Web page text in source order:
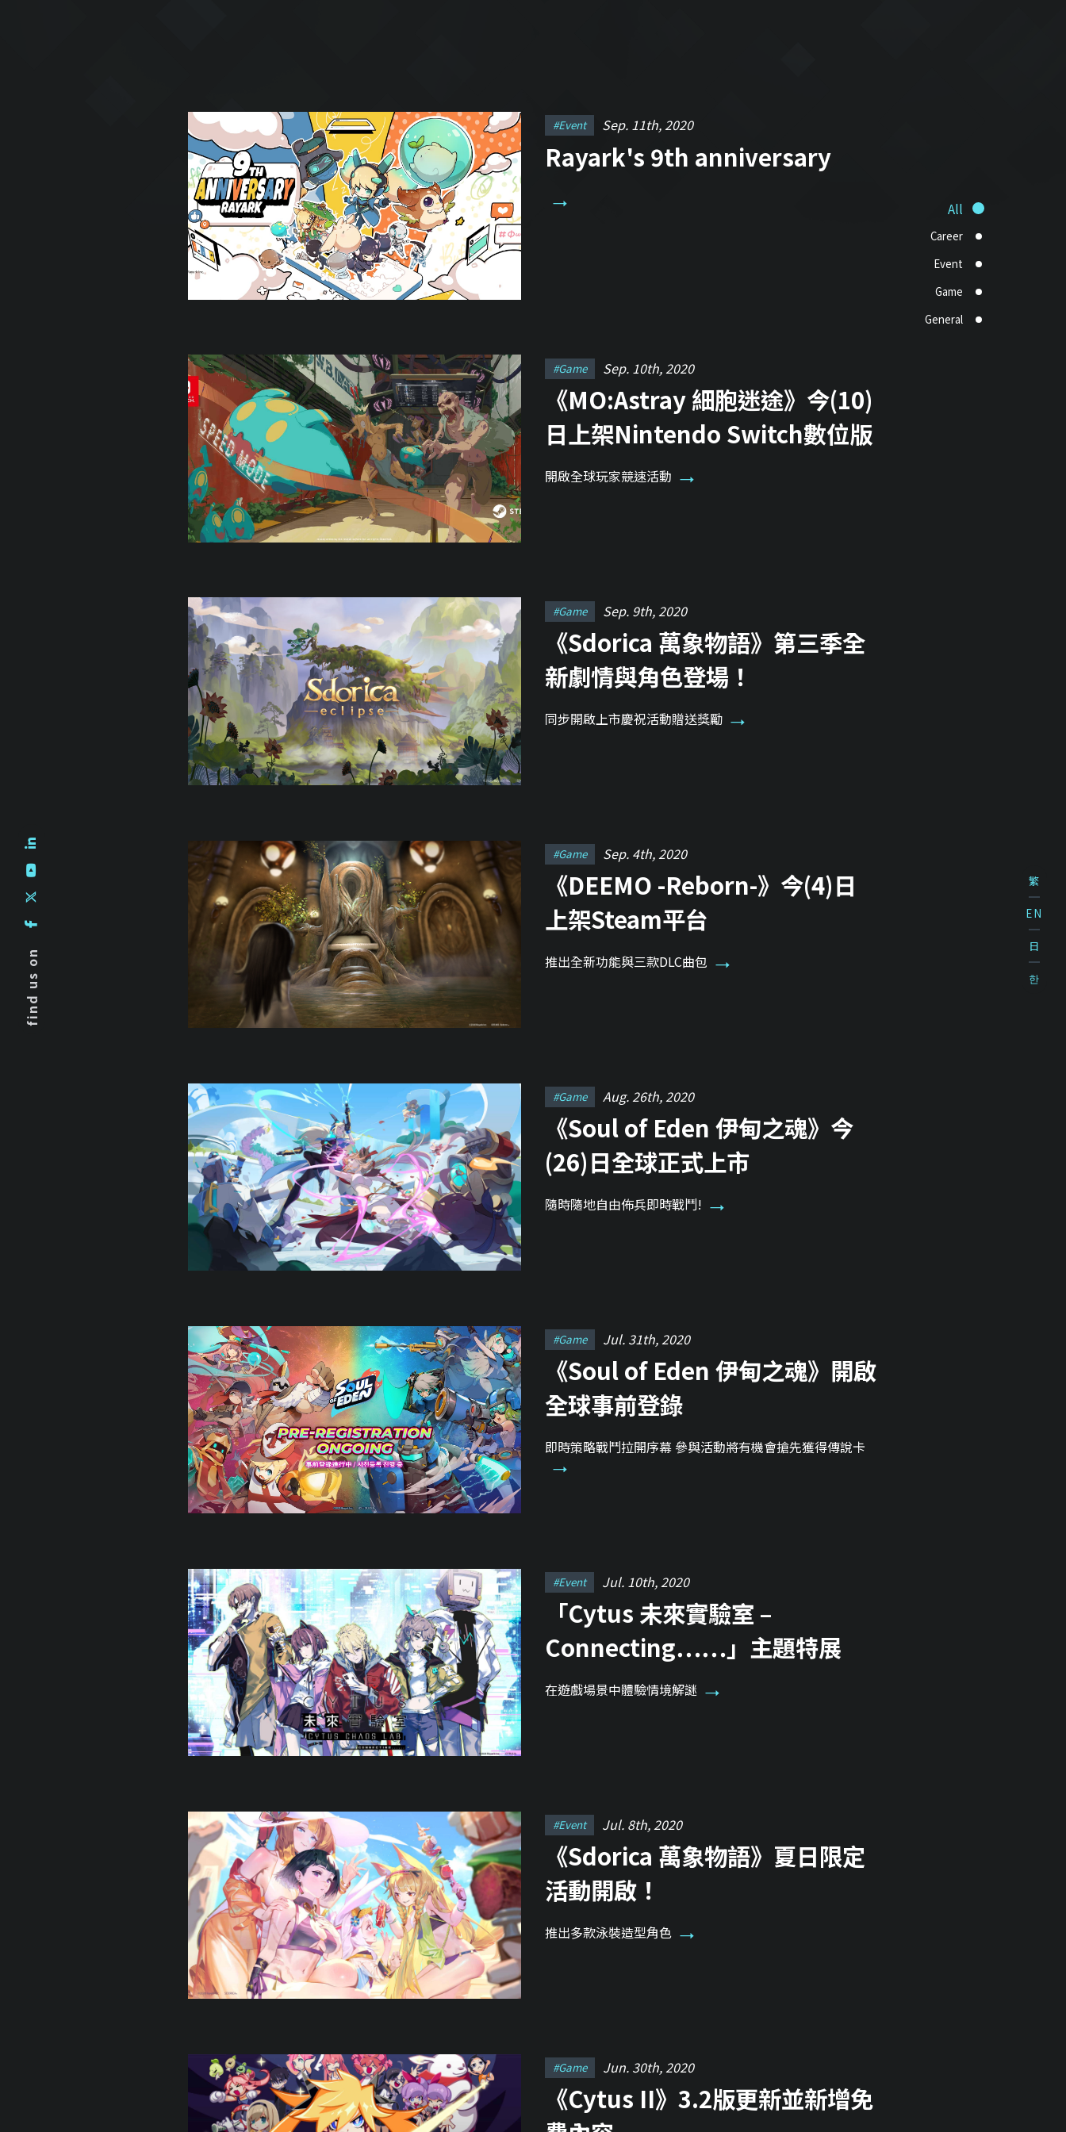
find us on
繁
EN
日
한
All
Career
Event
Game
General
#event Sep. 11th, 2020
Rayark's 9th anniversary
#game Sep. 10th, 2020
《MO:Astray 細胞迷途》今(10)
日上架Nintendo Switch數位版
開啟全球玩家競速活動
#game Sep. 9th, 2020
《Sdorica 萬象物語》第三季全
新劇情與角色登場！
同步開啟上市慶祝活動贈送獎勵
#game Sep. 4th, 2020
《DEEMO -Reborn-》今(4)日
上架Steam平台
推出全新功能與三款DLC曲包
#game Aug. 26th, 2020
《Soul of Eden 伊甸之魂》今
(26)日全球正式上市
隨時隨地自由佈兵即時戰鬥!
#game Jul. 31th, 2020
《Soul of Eden 伊甸之魂》開啟
全球事前登錄
即時策略戰鬥拉開序幕 參與活動將有機會搶先獲得傳說卡
#event Jul. 10th, 2020
「Cytus 未來實驗室 –
Connecting……」主題特展
在遊戲場景中體驗情境解謎
#event Jul. 8th, 2020
《Sdorica 萬象物語》夏日限定
活動開啟！
推出多款泳裝造型角色
#game Jun. 30th, 2020
《Cytus II》3.2版更新並新增免